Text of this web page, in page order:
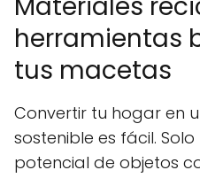
herramientas
tus macetas
Convertir tu hogar en
sostenible es fácil.
potencial de objetos